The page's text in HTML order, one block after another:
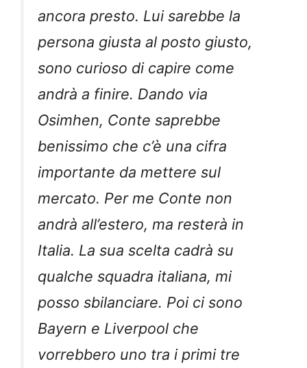
ancora presto. Lui sarebbe la
persona giusta al posto giusto,
sono curioso di capire come
andrà a finire. Dando via
Osimhen, Conte saprebbe
benissimo che c’è una cifra
importante da mettere sul
mercato. Per me Conte non
andrà all’estero, ma resterà in
Italia. La sua scelta cadrà su
qualche squadra italiana, mi
posso sbilanciare. Poi ci sono
Bayern e Liverpool che
vorrebbero uno tra i primi tre